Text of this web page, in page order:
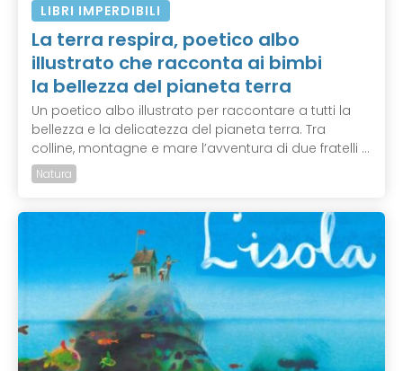
LIBRI IMPERDIBILI
La terra respira, poetico albo
illustrato che racconta ai bimbi
la bellezza del pianeta terra
Un poetico albo illustrato per raccontare a tutti la
bellezza e la delicatezza del pianeta terra. Tra
colline, montagne e mare l’avventura di due fratelli ...
Natura